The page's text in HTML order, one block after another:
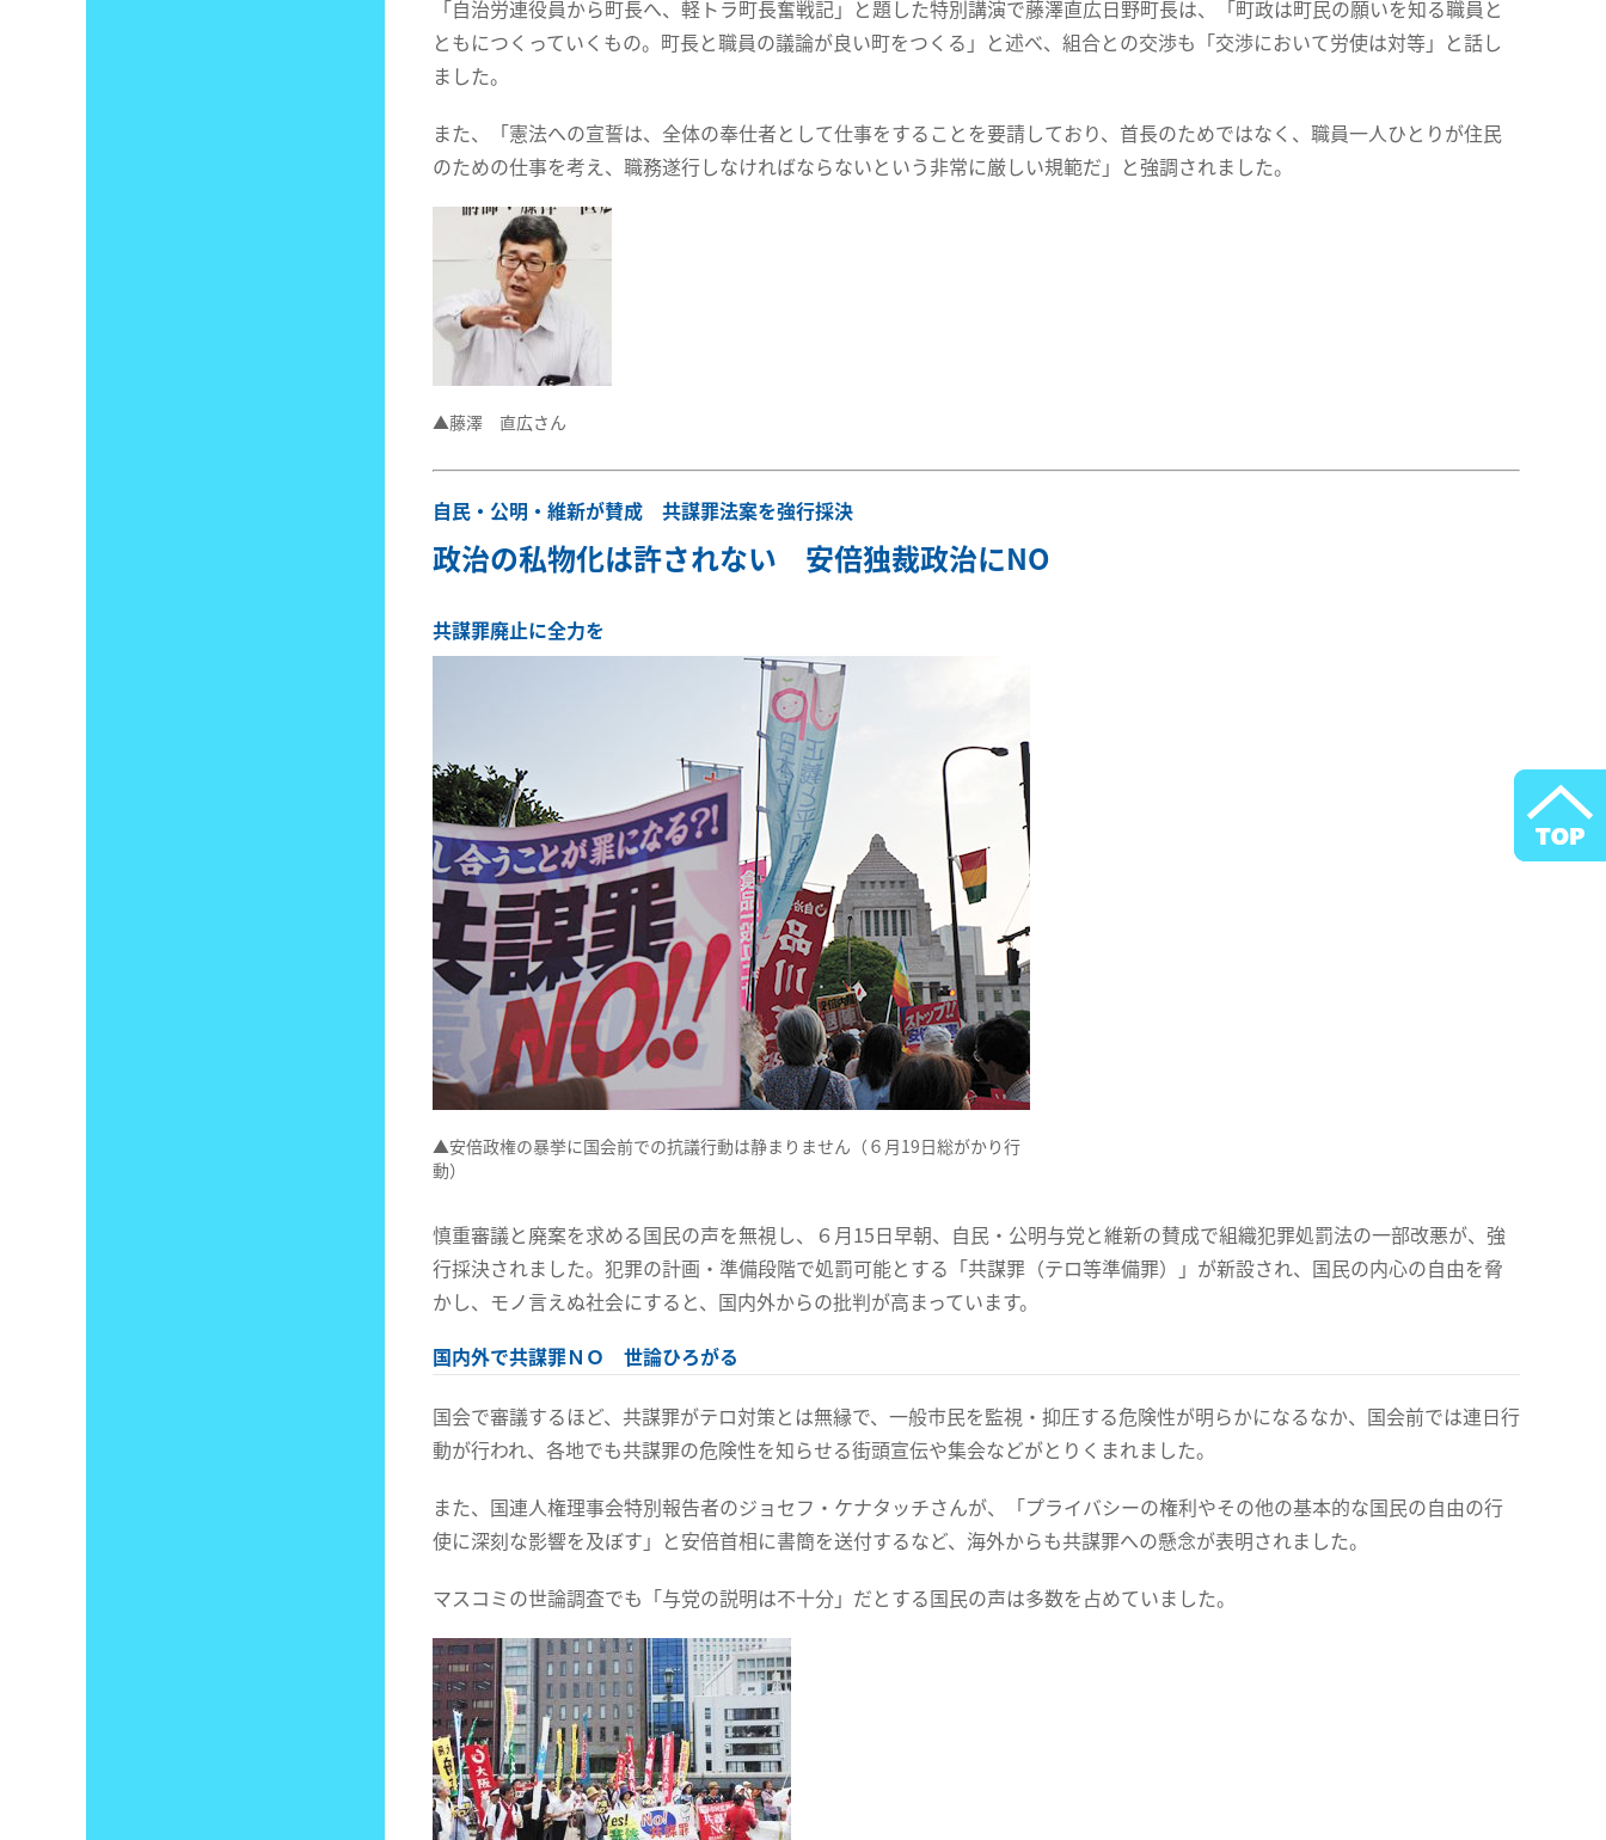
「自治労連役員から町長へ、軽トラ町長奮戦記」と題した特別講演で藤澤直広日野町長は、「町政は町民の願いを知る職員と
ともにつくっていくもの。町長と職員の議論が良い町をつくる」と述べ、組合との交渉も「交渉において労使は対等」と話し
ました。
また、「憲法への宣誓は、全体の奉仕者として仕事をすることを要請しており、首長のためではなく、職員一人ひとりが住民
のための仕事を考え、職務遂行しなければならないという非常に厳しい規範だ」と強調されました。
▲藤澤 直広さん
自民・公明・維新が賛成 共謀罪法案を強行採決
政治の私物化は許されない 安倍独裁政治にNO
共謀罪廃止に全力を
▲安倍政権の暴挙に国会前での抗議行動は静まりません（６月19日総がかり行
動）
慎重審議と廃案を求める国民の声を無視し、６月15日早朝、自民・公明与党と維新の賛成で組織犯罪処罰法の一部改悪が、強
行採決されました。犯罪の計画・準備段階で処罰可能とする「共謀罪（テロ等準備罪）」が新設され、国民の内心の自由を脅
かし、モノ言えぬ社会にすると、国内外からの批判が高まっています。
国内外で共謀罪ＮＯ 世論ひろがる
国会で審議するほど、共謀罪がテロ対策とは無縁で、一般市民を監視・抑圧する危険性が明らかになるなか、国会前では連日行
動が行われ、各地でも共謀罪の危険性を知らせる街頭宣伝や集会などがとりくまれました。
また、国連人権理事会特別報告者のジョセフ・ケナタッチさんが、「プライバシーの権利やその他の基本的な国民の自由の行
使に深刻な影響を及ぼす」と安倍首相に書簡を送付するなど、海外からも共謀罪への懸念が表明されました。
マスコミの世論調査でも「与党の説明は不十分」だとする国民の声は多数を占めていました。